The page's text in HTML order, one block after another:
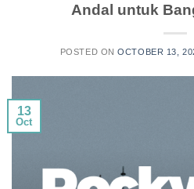
Andal untuk
POSTED ONOCTOBER 13,
13
Oct